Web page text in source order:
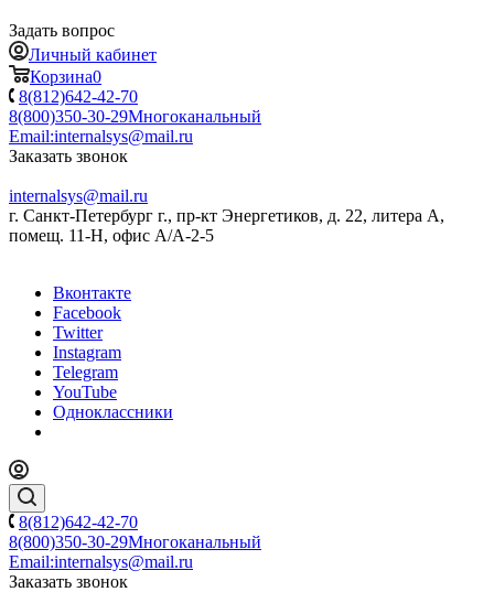
Задать вопрос
Личный кабинет
Корзина0
8(812)642-42-70
8(800)350-30-29Многоканальный
Email:internalsys@mail.ru
Заказать звонок
internalsys@mail.ru
г. Санкт-Петербург г., пр-кт Энергетиков, д. 22, литера А,
помещ. 11-Н, офис А/А-2-5
Вконтакте
Facebook
Twitter
Instagram
Telegram
YouTube
Одноклассники
8(812)642-42-70
8(800)350-30-29Многоканальный
Email:internalsys@mail.ru
Заказать звонок